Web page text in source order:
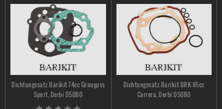
Dichtungssatz Barikit 74cc Grauguss
Sport, Derbi D50B0
Dichtungssatz Barikit BRK 85cc
Carrera, Derbi D50B0